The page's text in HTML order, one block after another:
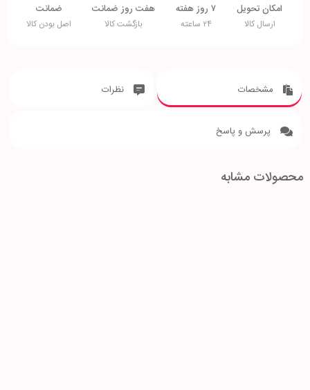
امکان تحویل
ارسال کالا
۷ روز هفته
۲۴ ساعته
هفت روز ضمانت
بازگشت کالا
ضمانت
اصل بودن کالا
مشخصات نظرات
پرسش و پاسخ
محصولات مشابه